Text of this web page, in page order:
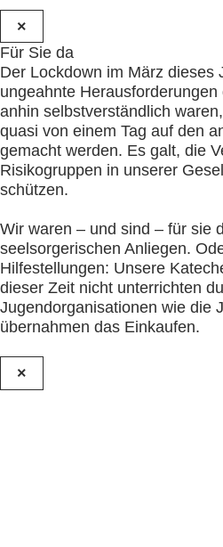
×
Für Sie da
Der Lockdown im März dieses
ungeahnte
anhin selbstverständlich
quasi von einem Tag auf den
gemacht werden. Es galt, die
Risikogruppen in unserer
schützen.
Wir waren – und sind – für sie
seelsorgerischen Anliegen.
Hilfestellungen: Unsere
dieser Zeit nicht unterrichten
Jugendorganisationen wie die
übernahmen das Einkaufen.
×